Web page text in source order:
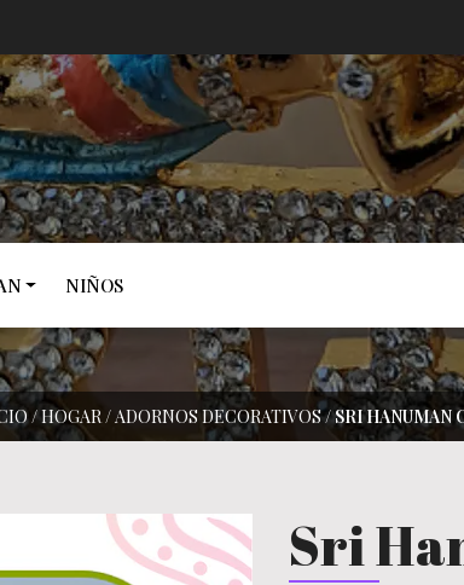
NIÑOS
/HOGAR/ADORNOS DECORATIVOS/SRI HANUMAN
Sri